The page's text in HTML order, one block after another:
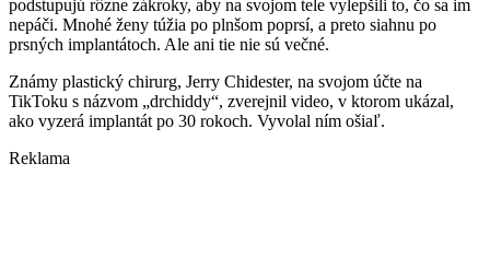
podstupujú rôzne zákroky, aby na svojom tele vylepšili to, čo sa im
nepáči. Mnohé ženy túžia po plnšom poprsí, a preto siahnu po
prsných implantátoch. Ale ani tie nie sú večné.
Známy plastický chirurg, Jerry Chidester, na svojom účte na
TikToku s názvom „drchiddy“, zverejnil video, v ktorom ukázal,
ako vyzerá implantát po 30 rokoch. Vyvolal ním ošiaľ.
Reklama